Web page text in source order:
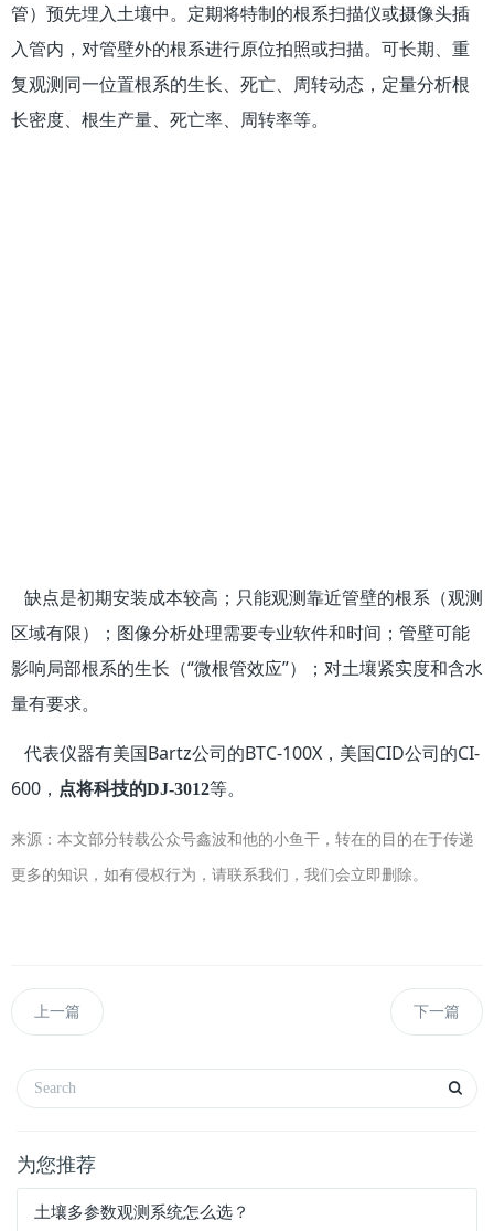
管）预先埋入土壤中。定期将特制的根系扫描仪或摄像头插
入管内，对管壁外的根系进行原位拍照或扫描。可长期、重
复观测同一位置根系的生长、死亡、周转动态，定量分析根
长密度、根生产量、死亡率、周转率等。
缺点是初期安装成本较高；只能观测靠近管壁的根系（观测
区域有限）；图像分析处理需要专业软件和时间；管壁可能
影响局部根系的生长（“微根管效应”）；对土壤紧实度和含水
量有要求。
代表仪器有美国Bartz公司的BTC-100X，美国CID公司的CI-
600， 点将科技的DJ-3012等。
来源：本文部分转载公众号鑫波和他的小鱼干，转在的目的在于传递
更多的知识，如有侵权行为，请联系我们，我们会立即删除。
上一篇 下一篇
为您推荐
土壤多参数观测系统怎么选？